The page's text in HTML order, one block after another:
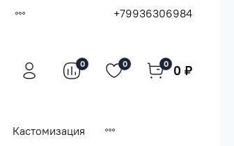
+79936306984
0 0 0 0 ₽
Кастомизация